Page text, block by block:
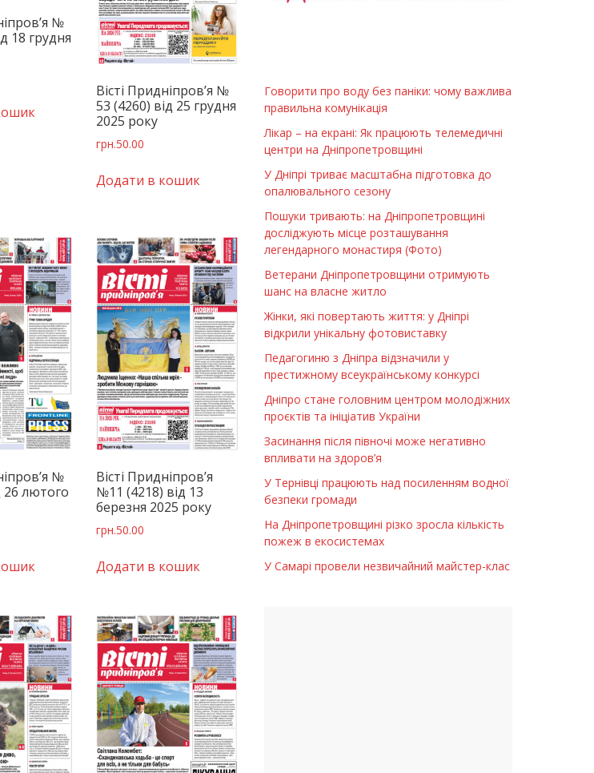
№
18 грудня
Вісті Придніпров’я №
53 (4260) від 25 грудня
2025 року
грн.50.00
Додати в кошик
№
26 лютого
Вісті Придніпров’я
№11 (4218) від 13
березня 2025 року
грн.50.00
Додати в кошик
Говорити про воду без паніки: чому важлива
правильна комунікація
Лікар – на екрані: Як працюють телемедичні
центри на Дніпропетровщині
У Дніпрі триває масштабна підготовка до
опалювального сезону
Пошуки тривають: на Дніпропетровщині
досліджують місце розташування
легендарного монастиря (Фото)
Ветерани Дніпропетровщини отримують
шанс на власне житло
Жінки, які повертають життя: у Дніпрі
відкрили унікальну фотовиставку
Педагогиню з Дніпра відзначили у
престижному всеукраїнському конкурсі
Дніпро стане головним центром молодіжних
проєктів та ініціатив України
Засинання після півночі може негативно
впливати на здоров’я
У Тернівці працюють над посиленням водної
безпеки громади
На Дніпропетровщині різко зросла кількість
пожеж в екосистемах
У Самарі провели незвичайний майстер-клас